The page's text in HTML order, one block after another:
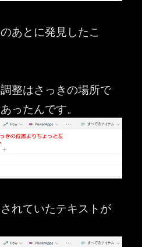
あとに発見したこ
整はさっきの場所で
ったんです。
れていたテキストが